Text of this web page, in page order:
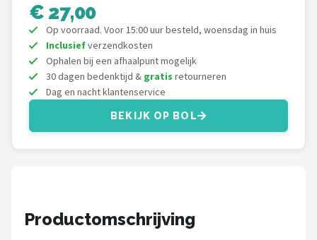
AXA
New Looxs
BBB Cycling
Voltano
Cortina
€ 27,00
Op voorraad. Voor 15:00 uur besteld, woensdag in huis
Inclusiefverzendkosten
Ophalen bij een afhaalpunt mogelijk
30 dagen bedenktijd & gratis retourneren
Dag en nacht klantenservice
BEKIJK OP BOL
Productomschrijving